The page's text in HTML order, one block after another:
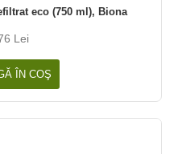
eco (750 ml), Biona
Lei
ÎN COŞ